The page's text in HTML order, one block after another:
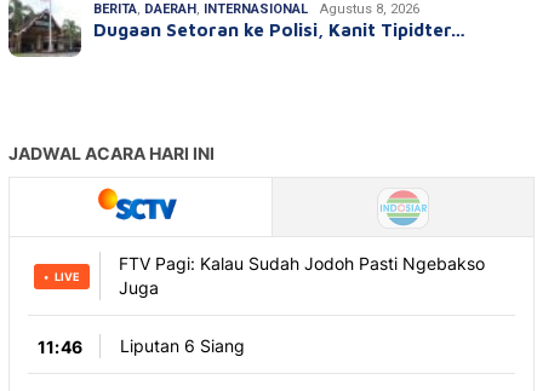
BERITA, DAERAH , INTERNASIONAL Agustus 8, 2026
Dugaan Setoran ke Polisi, Kanit Tipidter…